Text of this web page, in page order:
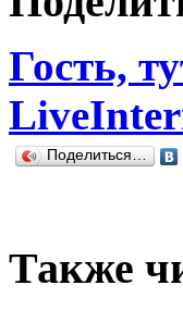
Гость,
Поделиться…
Также